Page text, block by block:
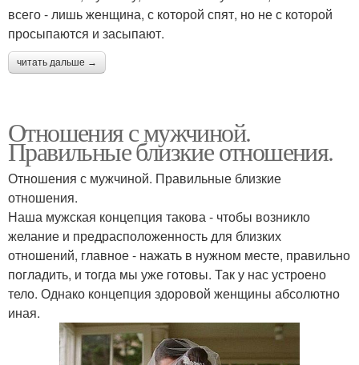
всего - лишь женщина, с которой спят, но не с которой
просыпаются и засыпают.
читать дальше →
Отношения с мужчиной.
Правильные близкие отношения.
Отношения с мужчиной. Правильные близкие
отношения.
Наша мужская концепция такова - чтобы возникло
желание и предрасположенность для близких
отношений, главное - нажать в нужном месте, правильно
погладить, и тогда мы уже готовы. Так у нас устроено
тело. Однако концепция здоровой женщины абсолютно
иная.